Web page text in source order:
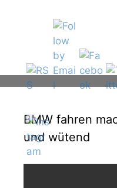
BMW fahren
und wütend